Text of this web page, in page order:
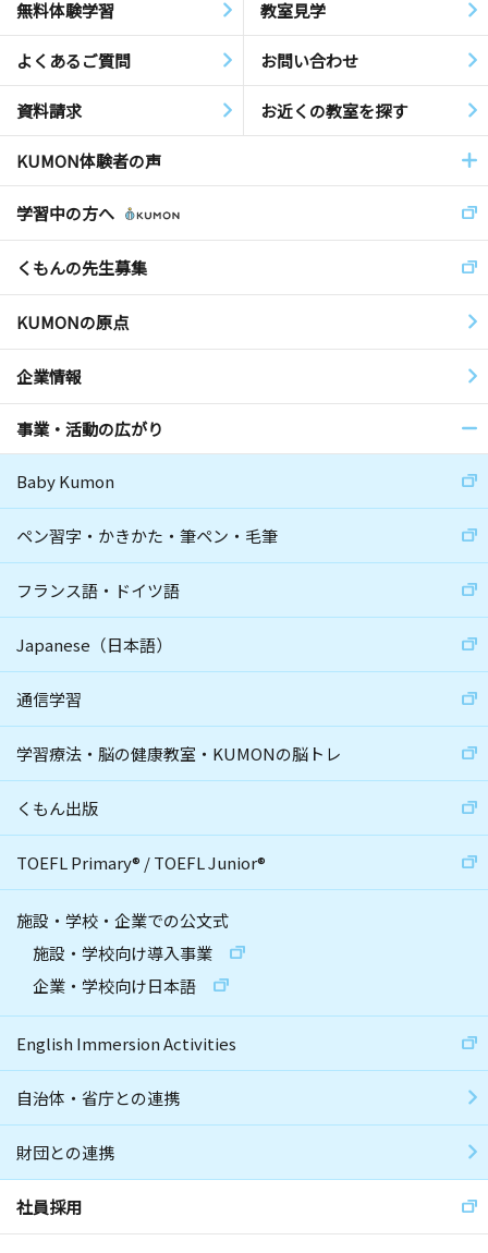
無料体験学習 教室見学
よくあるご質問 お問い合わせ
資料請求 お近くの教室を探す
KUMON体験者の声
学習中の方へ
くもんの先生募集
KUMONの原点
企業情報
事業・活動の広がり
Baby Kumon
ペン習字・かきかた・筆ペン・毛筆
フランス語・ドイツ語
Japanese（日本語）
通信学習
学習療法・脳の健康教室・KUMONの脳トレ
くもん出版
TOEFL Primary® /TOEFL Junior®
施設・学校・企業での公文式
施設・学校向け導入事業
企業・学校向け日本語
English Immersion Activities
自治体・省庁との連携
財団との連携
社員採用